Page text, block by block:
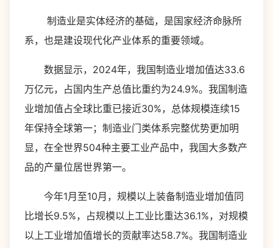
制造业是实体经济的基础，是国家经济命脉所
系，也是建设现代化产业体系的重要领域。
数据显示，2024年，我国制造业增加值达33.6
万亿元，占国内生产总值比重约为24.9%。我国制造
业增加值占全球比重已接近30%，总体规模连续15
年保持全球第一；制造业门类体系完整优势更加明
显，在全世界504种主要工业产品中，我国大多数产
品的产量位居世界第一。
今年1月至10月，规模以上装备制造业增加值同
比增长9.5%，占规模以上工业比重达36.1%，对规模
以上工业增加值增长的贡献率达58.7%。我国制造业